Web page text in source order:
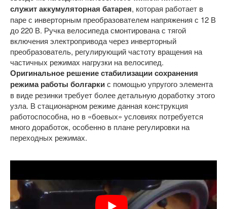
служит аккумуляторная батарея, которая работает в
паре с инверторным преобразователем напряжения с 12 В
до 220 В. Ручка велосипеда смонтирована с тягой
включения электропривода через инверторный
преобразователь, регулирующий частоту вращения на
частичных режимах нагрузки на велосипед.
Оригинальное решение стабилизации сохранения
режима работы болгаркис помощью упругого элемента
в виде резинки требует более детальную доработку этого
узла. В стационарном режиме данная конструкция
работоспособна, но в «боевых» условиях потребуется
много доработок, особенно в плане регулировки на
переходных режимах.